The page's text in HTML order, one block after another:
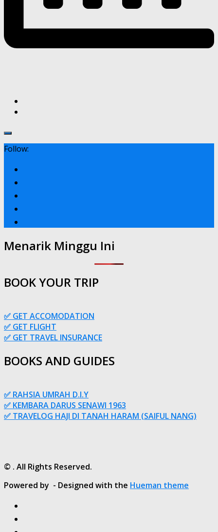
Follow:
Menarik Minggu Ini
BOOK YOUR TRIP
✅ GET ACCOMODATION
✅ GET FLIGHT
✅ GET TRAVEL INSURANCE
BOOKS AND GUIDES
✅ RAHSIA UMRAH D.I.Y
✅ KEMBARA DARUS SENAWI 1963
✅ TRAVELOG HAJI DI TANAH HARAM (SAIFUL NANG)
© . All Rights Reserved.
Powered by - Designed with the Hueman theme